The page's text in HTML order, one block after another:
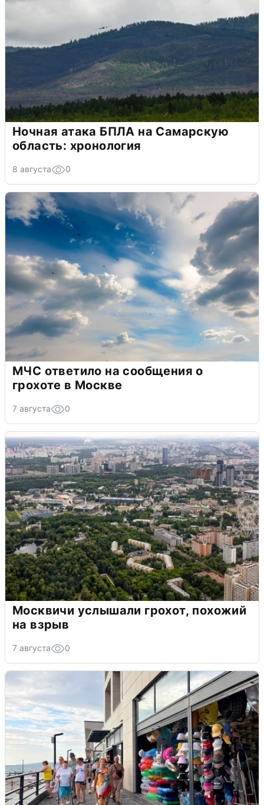
Ночная атака БПЛА на Самарскую
область: хронология
8 августа 0
МЧС ответило на сообщения о
грохоте в Москве
7 августа 0
Москвичи услышали грохот, похожий
на взрыв
7 августа 0